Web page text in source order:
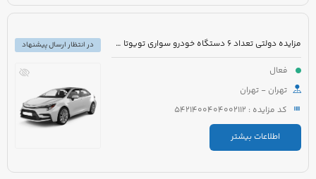
مزایده دولتی تعداد 6 دستگاه خودرو سواری تویوتا کرولا PIONEER هیبرید 1800cc مدل 2023
فعال
تهران - تهران
کد مزایده : 5421400404002112
اطلاعات بیشتر
در انتظار ارسال پیشنهاد